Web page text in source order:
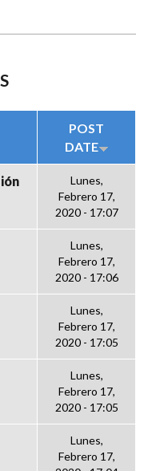
POST
DATE
Lunes,
Febrero 17,
2020 - 17:07
Lunes,
Febrero 17,
2020 - 17:06
Lunes,
Febrero 17,
2020 - 17:05
Lunes,
Febrero 17,
2020 - 17:05
Lunes,
Febrero 17,